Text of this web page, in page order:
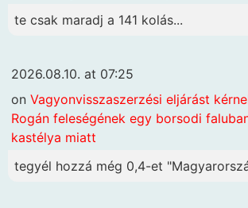
te csak maradj a 141 kolás...
2026.08.10. at 07:25
on Vagyonvisszaszerzési eljárást
Rogán feleségének egy borsodi
kastélya miatt
tegyél hozzá még 0,4-et